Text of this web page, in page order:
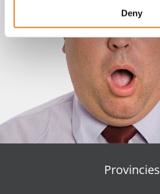
Deny
Provincies